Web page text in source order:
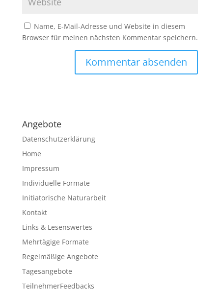
Name, E-Mail-Adresse und Website in diesem
Browser für meinen nächsten Kommentar speichern.
r
n
t
i
v
Angebote
Datenschutzerklärung
Home
Impressum
Individuelle Formate
Initiatorische Naturarbeit
Kontakt
Links & Lesenswertes
Mehrtägige Formate
Regelmäßige Angebote
Tagesangebote
TeilnehmerFeedbacks